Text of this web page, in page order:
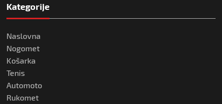
Kategorije
Naslovna
Nogomet
Košarka
Tenis
Automoto
Rukomet